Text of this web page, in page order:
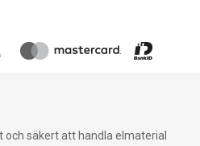
och säkert att handla elmaterial